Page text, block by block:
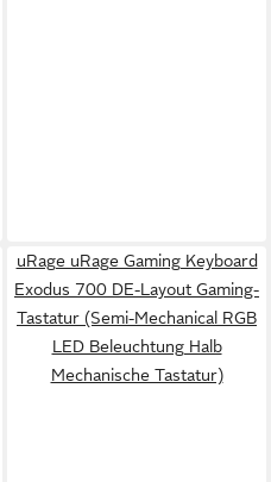
uRage uRage Gaming Keyboard
Exodus 700 DE-Layout Gaming-
Tastatur (Semi-Mechanical RGB
LED Beleuchtung Halb
Mechanische Tastatur)